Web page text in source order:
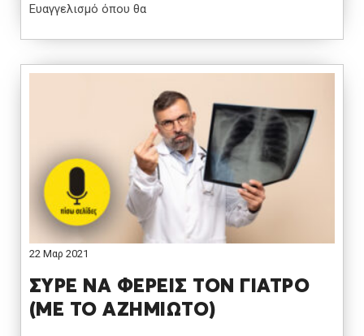
Ευαγγελισμό όπου θα
22 Μαρ 2021
ΣΥΡΕ ΝΑ ΦΕΡΕΙΣ ΤΟΝ ΓΙΑΤΡΟ
(ΜΕ ΤΟ ΑΖΗΜΙΩΤΟ)